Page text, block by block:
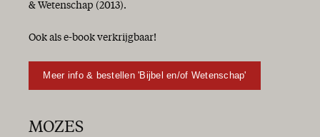
& Wetenschap (2013).
Ook als e-book verkrijgbaar!
Meer info & bestellen 'Bijbel en/of Wetenschap'
MOZES